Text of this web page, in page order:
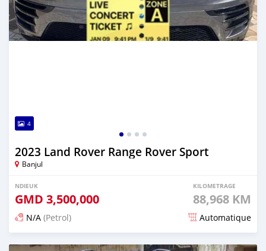
4
2023 Land Rover Range Rover Sport
Banjul
NDIEUK
GMD 3,500,000
KILOMETRAGE
88,968 KM
N/A (Petrol) Automatique
Dougal na niou ko depuis 25 days